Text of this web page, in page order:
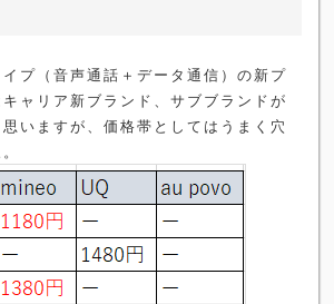
プ（音声通話＋データ通信）の新プ
ャリア新ブランド、サブブランドが
いますが、価格帯としてはうまく穴